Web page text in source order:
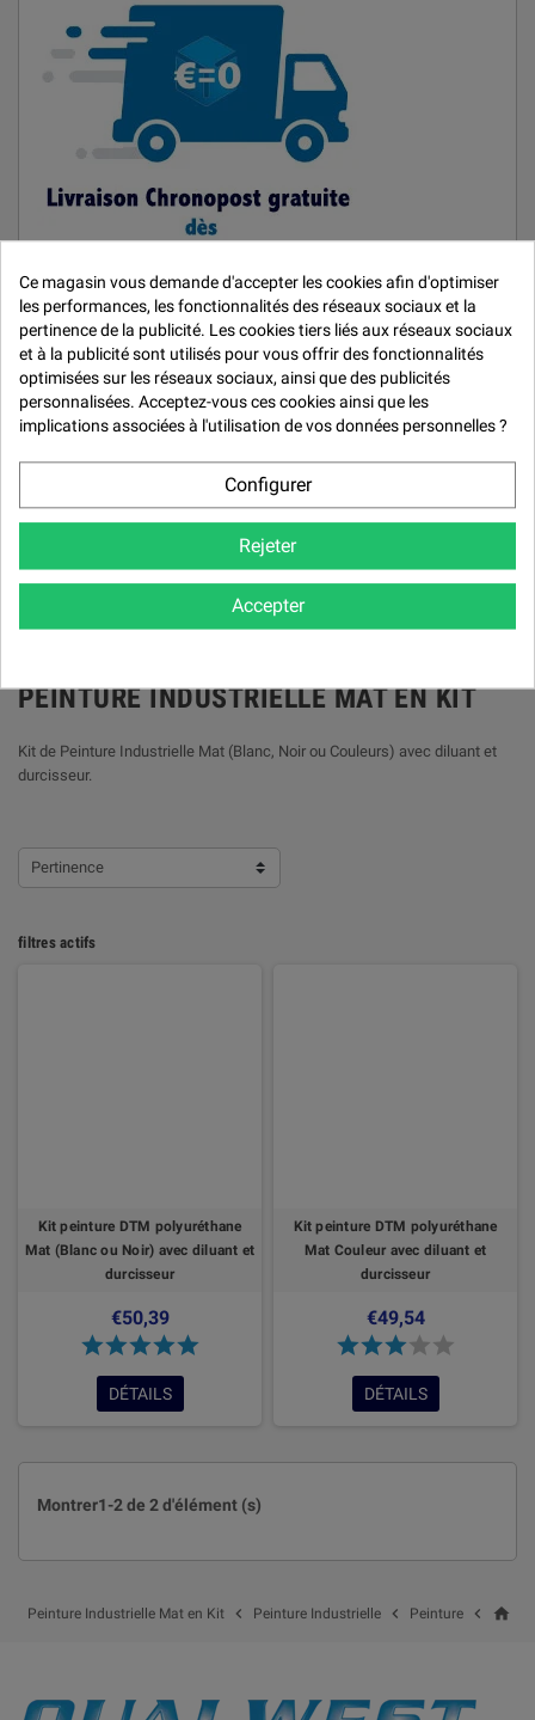
MARQUES
Car Repair System
Quai West 33
PEINTURE INDUSTRIELLE MAT EN KIT
Kit de Peinture Industrielle Mat (Blanc, Noir ou Couleurs) avec diluant et
durcisseur.
Pertinence
filtres actifs
Kit peinture DTM polyuréthane
Mat (Blanc ou Noir) avec diluant et
durcisseur
€50,39
DÉTAILS
Kit peinture DTM polyuréthane
Mat Couleur avec diluant et
durcisseur
€49,54
DÉTAILS
Montrer1-2 de 2 d'élément (s)
home

Peinture

Peinture Industrielle

Peinture Industrielle Mat en Kit
Ce magasin vous demande d'accepter les cookies afin d'optimiser
les performances, les fonctionnalités des réseaux sociaux et la
pertinence de la publicité. Les cookies tiers liés aux réseaux sociaux
et à la publicité sont utilisés pour vous offrir des fonctionnalités
optimisées sur les réseaux sociaux, ainsi que des publicités
personnalisées. Acceptez-vous ces cookies ainsi que les
implications associées à l'utilisation de vos données personnelles ?
Configurer
Rejeter
Accepter